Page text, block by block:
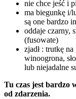
nie chce jeść i
ma biegunkę i/
są one bardzo
oddaje czarny,
(fusowate)
zjadł : trutkę
winoogrona,
lub niejadalne
Tu czas jest bardzo
od zdarzenia.